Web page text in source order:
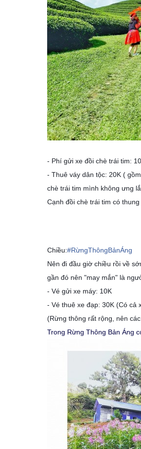
- Phí gửi xe đồi chè trái tim:
- Thuê váy dân tộc: 20K (
chè trái tim mình không ưng
Cạnh đồi chè trái tim có
Chiều:#RừngThôngBảnÁng
Nên đi đầu giờ chiều rồi về
gần đó nên "may mắn" là
- Vé gửi xe máy: 10K
- Vé thuê xe đạp: 30K (Có cả
(Rừng thông rất rộng, nên
Trong Rừng Thông Bản Áng